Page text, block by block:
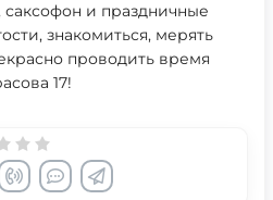
и праздничные
знакомиться, мерять
проводить время
17!